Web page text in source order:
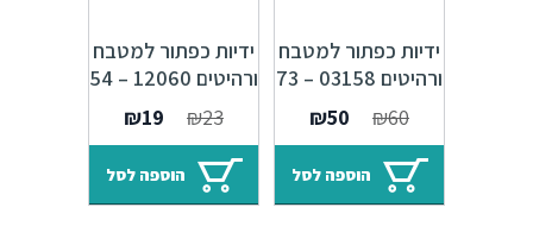
ידיות כפתור למטבח
ורהיטים 03158 – 73
מ"מ כסף עתיק
Alhambra M25
₪60
המחיר
המקורי
היה:
₪60.
₪50
הנוכחי
הוא:
₪50.
הוספה לסל
ידיות כפתור למטבח
ורהיטים 12060 – 54
מ"מ ברונזה פירנצה
M09
₪23
המחיר
המקורי
היה:
₪23.
₪19
הנוכחי
הוא:
₪19.
הוספה לסל